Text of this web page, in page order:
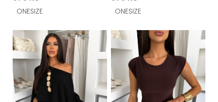
ů
ONESIZE ONESIZE